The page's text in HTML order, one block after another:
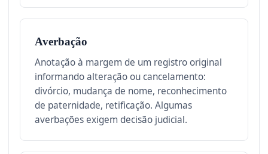
Averbação
Anotação à margem de um registro original
informando alteração ou cancelamento:
divórcio, mudança de nome, reconhecimento
de paternidade, retificação. Algumas
averbações exigem decisão judicial.